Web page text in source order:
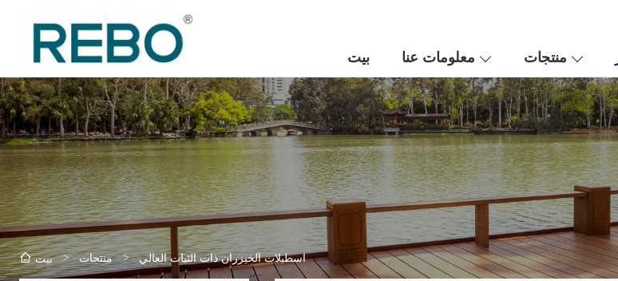
بيت معلومات عنا منتجات
بيت > منتجات > اسطبلات الخيزران ذات الثبات العالي